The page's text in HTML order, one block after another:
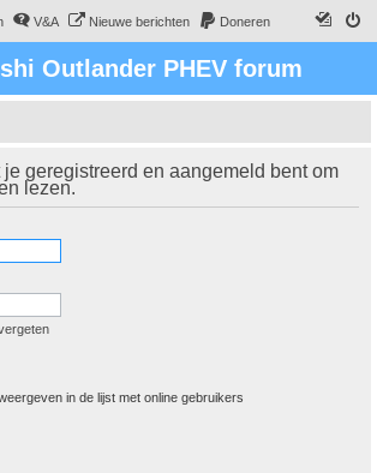
V&A Nieuwe berichten Doneren
Outlander PHEV forum
je geregistreerd en aangemeld bent om
lezen.
in de lijst met online gebruikers